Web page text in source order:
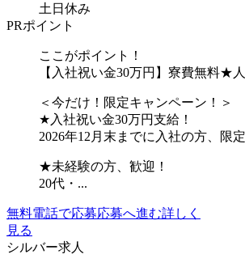
土日休み
PRポイント
ここがポイント！
【入社祝い金30万円】寮費無料★
＜今だけ！限定キャンペーン！＞
★入社祝い金30万円支給！
2026年12月末までに入社の方、
★未経験の方、歓迎！
20代・...
無料電話で応募応募へ進む詳しく
見る
シルバー求人